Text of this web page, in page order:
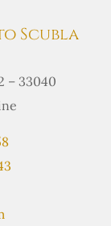
Scubla
– 33040